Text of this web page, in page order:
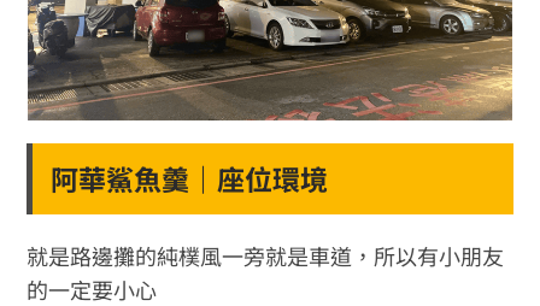
阿華鯊魚羹｜座位環境
就是路邊攤的純樸風一旁就是車道，所以有小朋友
的一定要小心